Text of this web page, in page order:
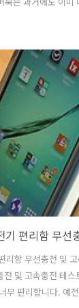
낌이 듭니다.
대가 편하면서도 태
의 경우 프로세서의
최적화를 시키는 부
나오기전은 그러하
기 편리함 무선
리함 무선충전 및
전 및 고속충전 테
무 편리합니다. 예